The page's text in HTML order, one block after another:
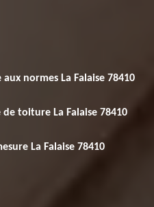
normes La Falaise 78410
toiture La Falaise 78410
La Falaise 78410